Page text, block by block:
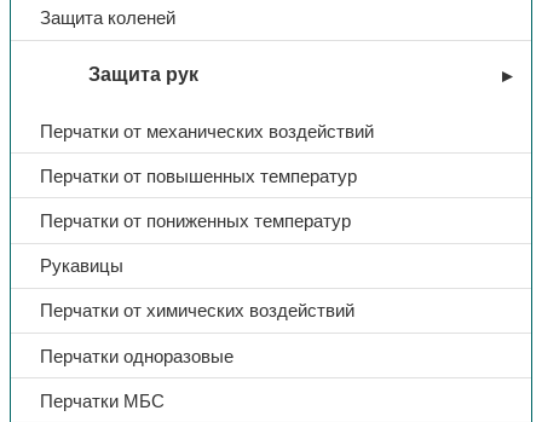
Защита коленей
Защита рук
Перчатки от механических воздействий
Перчатки от повышенных температур
Перчатки от пониженных температур
Рукавицы
Перчатки от химических воздействий
Перчатки одноразовые
Перчатки МБС